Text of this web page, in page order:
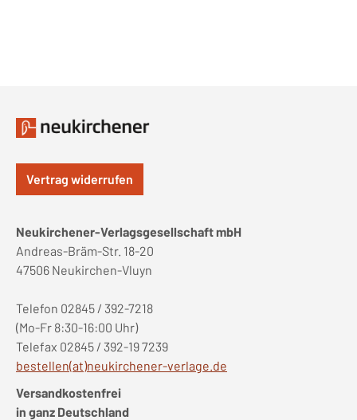
Vertrag widerrufen
Neukirchener-Verlagsgesellschaft mbH
Andreas-Bräm-Str. 18-20
47506 Neukirchen-Vluyn
Telefon 02845 / 392-7218
(Mo-Fr 8:30-16:00 Uhr)
Telefax 02845 / 392-19 7239
bestellen(at)neukirchener-verlage.de
Versandkostenfrei
in ganz Deutschland